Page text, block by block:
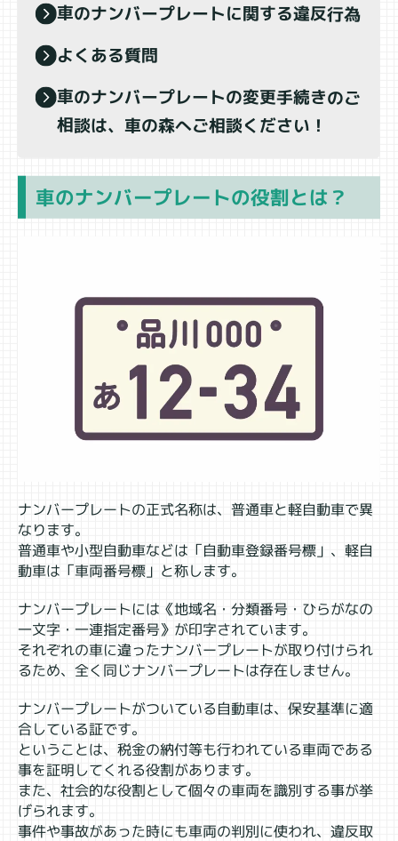
車のナンバープレートに関する違反行為
よくある質問
車のナンバープレートの変更手続きのご
相談は、車の森へご相談ください！
車のナンバープレートの役割とは？
ナンバープレートの正式名称は、普通車と軽自動車で異
なります。
普通車や小型自動車などは「自動車登録番号標」、軽自
動車は「車両番号標」と称します。
ナンバープレートには《地域名・分類番号・ひらがなの
一文字・一連指定番号》が印字されています。
それぞれの車に違ったナンバープレートが取り付けられ
るため、全く同じナンバープレートは存在しません。
ナンバープレートがついている自動車は、保安基準に適
合している証です。
ということは、税金の納付等も行われている車両である
事を証明してくれる役割があります。
また、社会的な役割として個々の車両を識別する事が挙
げられます。
事件や事故があった時にも車両の判別に使われ、違反取